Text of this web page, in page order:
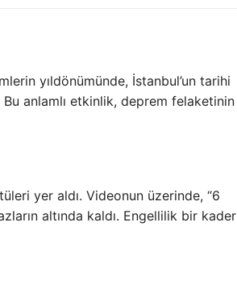
yıldönümünde, İstanbul’un tarihi
anlamlı etkinlik, deprem felaketinin
yer aldı. Videonun üzerinde, “6
altında kaldı. Engellilik bir kader